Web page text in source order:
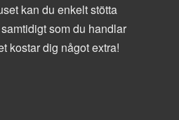
kan du enkelt stötta
som du handlar
kostar dig något extra!